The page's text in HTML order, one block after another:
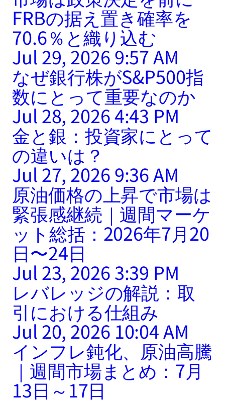
FRBの据え置き確率を
70.6％と織り込む
Jul 29, 2026 9:57 AM
なぜ銀行株がS&P500指
数にとって重要なのか
Jul 28, 2026 4:43 PM
金と銀：投資家にとって
の違いは？
Jul 27, 2026 9:36 AM
原油価格の上昇で市場は
緊張感継続｜週間マーケ
ット総括：2026年7月20
日〜24日
Jul 23, 2026 3:39 PM
レバレッジの解説：取
引における仕組み
Jul 20, 2026 10:04 AM
インフレ鈍化、原油高騰
｜週間市場まとめ：7月
13日～17日